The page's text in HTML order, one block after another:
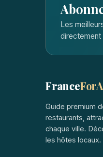
Les
directement
France
Guide premium
restaurants,
chaque ville.
les hôtes locaux.